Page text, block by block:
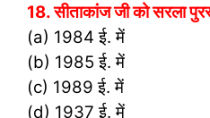
18. सीताकांज जी को सरला
(a) 1984 ई. में
(b) 1985 ई. में
(c) 1989 ई. में
(d) 1937 ई. में